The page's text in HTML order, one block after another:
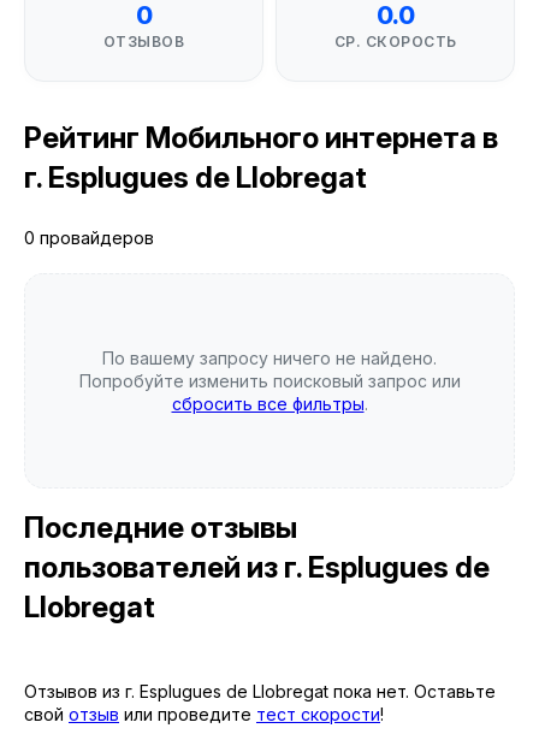
0
ОТЗЫВОВ
0.0
СР. СКОРОСТЬ
Рейтинг Мобильного интернета в
г. Esplugues de Llobregat
0 провайдеров
По вашему запросу ничего не найдено.
Попробуйте изменить поисковый запрос или
сбросить все фильтры.
Последние отзывы
пользователей из г. Esplugues de
Llobregat
Отзывов из г. Esplugues de Llobregat пока нет. Оставьте
свой отзыв или проведите тест скорости!